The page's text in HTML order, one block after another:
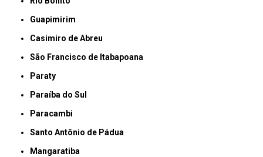
Guapimirim
Casimiro de Abreu
São Francisco de Itabapoana
Paraty
Paraíba do Sul
Paracambi
Santo Antônio de Pádua
Mangaratiba